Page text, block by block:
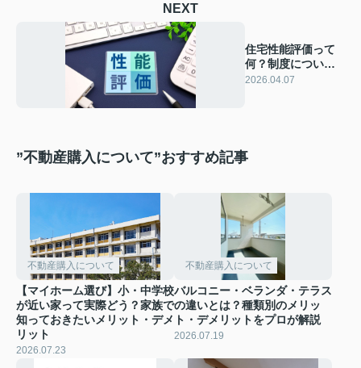
NEXT
住宅性能評価って
何？制度について
内容をわかりやす
2026.04.07
”不動産購入について”おすすめ記事
不動産購入について
【マイホーム選び】小・中学校
が近い家って実際どう？家族で
知っておきたいメリット・デメ
リット
2026.07.23
不動産購入について
バルコニー・ベランダ・テラス
の違いとは？種類別のメリッ
ト・デメリットをプロが解説
2026.07.19